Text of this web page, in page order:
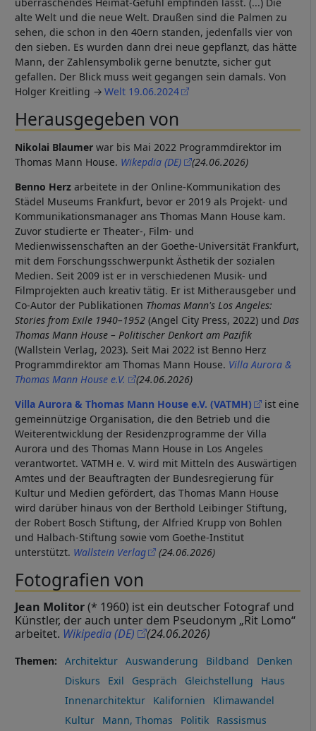
alte Welt und die neue Welt. Draußen sind die Palmen zu
sehen, die schon in den 40ern standen, jedenfalls vier von
den sieben. Es wurden dann drei neue gepflanzt, das hätte
Mann, der Zahlensymbolik gerne benutzte, sicher gut
gefallen. Der Blick muss weit gegangen sein damals. Von
Holger Kreitling
Welt 19.06.2024
Herausgegeben von
Nikolai Blaumer war bis Mai 2022 Programmdirektor im
Thomas Mann House. Wikepdia (DE)
(24.06.2026)
Benno Herz arbeitete in der Online-Kommunikation des
Städel Museums Frankfurt, bevor er 2019 als Projekt- und
Kommunikationsmanager ans Thomas Mann House kam.
Zuvor studierte er Theater-, Film- und
Medienwissenschaften an der Goethe-Universität Frankfurt,
mit dem Forschungsschwerpunkt Ästhetik der sozialen
Medien. Seit 2009 ist er in verschiedenen Musik- und
Filmprojekten auch kreativ tätig. Er ist Mitherausgeber und
Co-Autor der Publikationen Thomas Mann's Los Angeles:
Stories from Exile 1940–1952 (Angel City Press, 2022) und Das
Thomas Mann House – Politischer Denkort am Pazifik
(Wallstein Verlag, 2023). Seit Mai 2022 ist Benno Herz
Programmdirektor am Thomas Mann House. Villa Aurora &
Thomas Mann House e.V.
(24.06.2026)
Villa Aurora & Thomas Mann House e.V. (VATMH)
ist eine
gemeinnützige Organisation, die den Betrieb und die
Weiterentwicklung der Residenzprogramme der Villa
Aurora und des Thomas Mann House in Los Angeles
verantwortet. VATMH e. V. wird mit Mitteln des Auswärtigen
Amtes und der Beauftragten der Bundesregierung für
Kultur und Medien gefördert, das Thomas Mann House
wird darüber hinaus von der Berthold Leibinger Stiftung,
der Robert Bosch Stiftung, der Alfried Krupp von Bohlen
und Halbach-Stiftung sowie vom Goethe-Institut
unterstützt. Wallstein Verlag (24.06.2026)
Fotografien von
Jean Molitor(* 1960) ist ein deutscher Fotograf und
Künstler, der auch unter dem Pseudonym „Rit Lomo“
arbeitet. Wikipedia (DE) (24.06.2026)
Themen Architektur Auswanderung Bildband
Denken
Diskurs
Exil Gespräch Gleichstellung
Haus
Innenarchitektur
Kalifornien
Klimawandel
Kultur
Mann, Thomas Politik
Rassismus